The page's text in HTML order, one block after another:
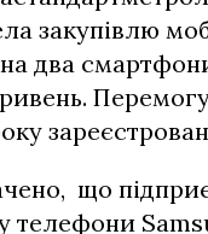
закупівлю
два
що